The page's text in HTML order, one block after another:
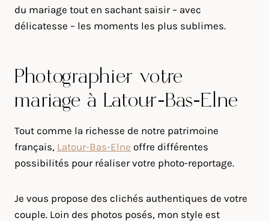
du mariage tout en sachant saisir – avec
délicatesse – les moments les plus sublimes.
Photographier votre
mariage à Latour-Bas-Elne
Tout comme la richesse de notre patrimoine
français, Latour-Bas-Elne offre différentes
possibilités pour réaliser votre photo-reportage.
Je vous propose des clichés authentiques de votre
couple. Loin des photos posés, mon style est